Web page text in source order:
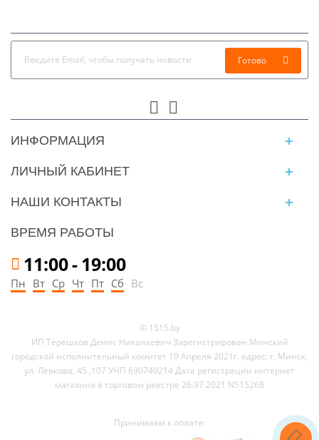
Готово
ИНФОРМАЦИЯ
ЛИЧНЫЙ КАБИНЕТ
НАШИ КОНТАКТЫ
ВРЕМЯ РАБОТЫ
11:00-19:00
Пн Вт Ср Чт Пт Сб Вс
© 1515.by
ИП Терешков Денис Николаевич Зарегистрирован Минский
городской исполнительный комитет 19 Апреля 2021г. адрес: г. Минск,
ул. Левкова, 45 ,107 УНП 690740214 Дата регистрации интернет
магазина в торговом реестре 26.97.2021 N515268
Принимаем к оплате: